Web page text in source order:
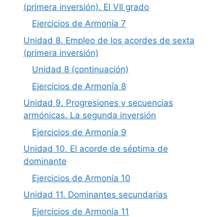
(primera inversión). El VII grado
Ejercicios de Armonía 7
Unidad 8. Empleo de los acordes de sexta
(primera inversión)
Unidad 8 (continuación)
Ejercicios de Armonía 8
Unidad 9. Progresiones y secuencias
armónicas. La segunda inversión
Ejercicios de Armonía 9
Unidad 10. El acorde de séptima de
dominante
Ejercicios de Armonía 10
Unidad 11. Dominantes secundarias
Ejercicios de Armonía 11